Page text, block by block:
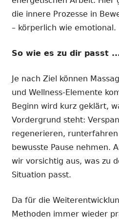
die innere Prozesse in
– körperlich wie emotional.
So wie es zu dir passt
Je nach Ziel können
und Wellness-Elemente
Beginn wird kurz geklärt,
Vordergrund steht:
regenerieren,
bewusste Pause nehmen.
wir vorsichtig aus, was zu
Situation passt.
Da für die
Methoden immer wieder